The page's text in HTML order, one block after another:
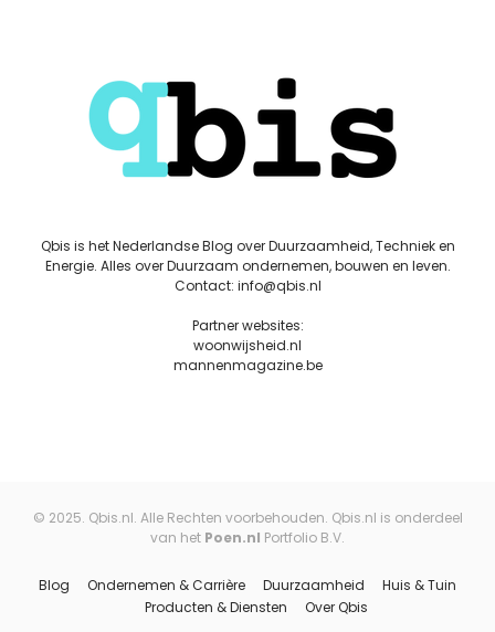
Qbis is het Nederlandse Blog over Duurzaamheid, Techniek en
Energie. Alles over Duurzaam ondernemen, bouwen en leven.
Contact: info@qbis.nl
Partner websites:
woonwijsheid.nl
mannenmagazine.be
© 2025. Qbis.nl. Alle Rechten voorbehouden. Qbis.nl is onderdeel
van het Poen.nl Portfolio B.V.
Blog Ondernemen & Carrière Duurzaamheid
Huis & Tuin
Producten & Diensten
Over Qbis